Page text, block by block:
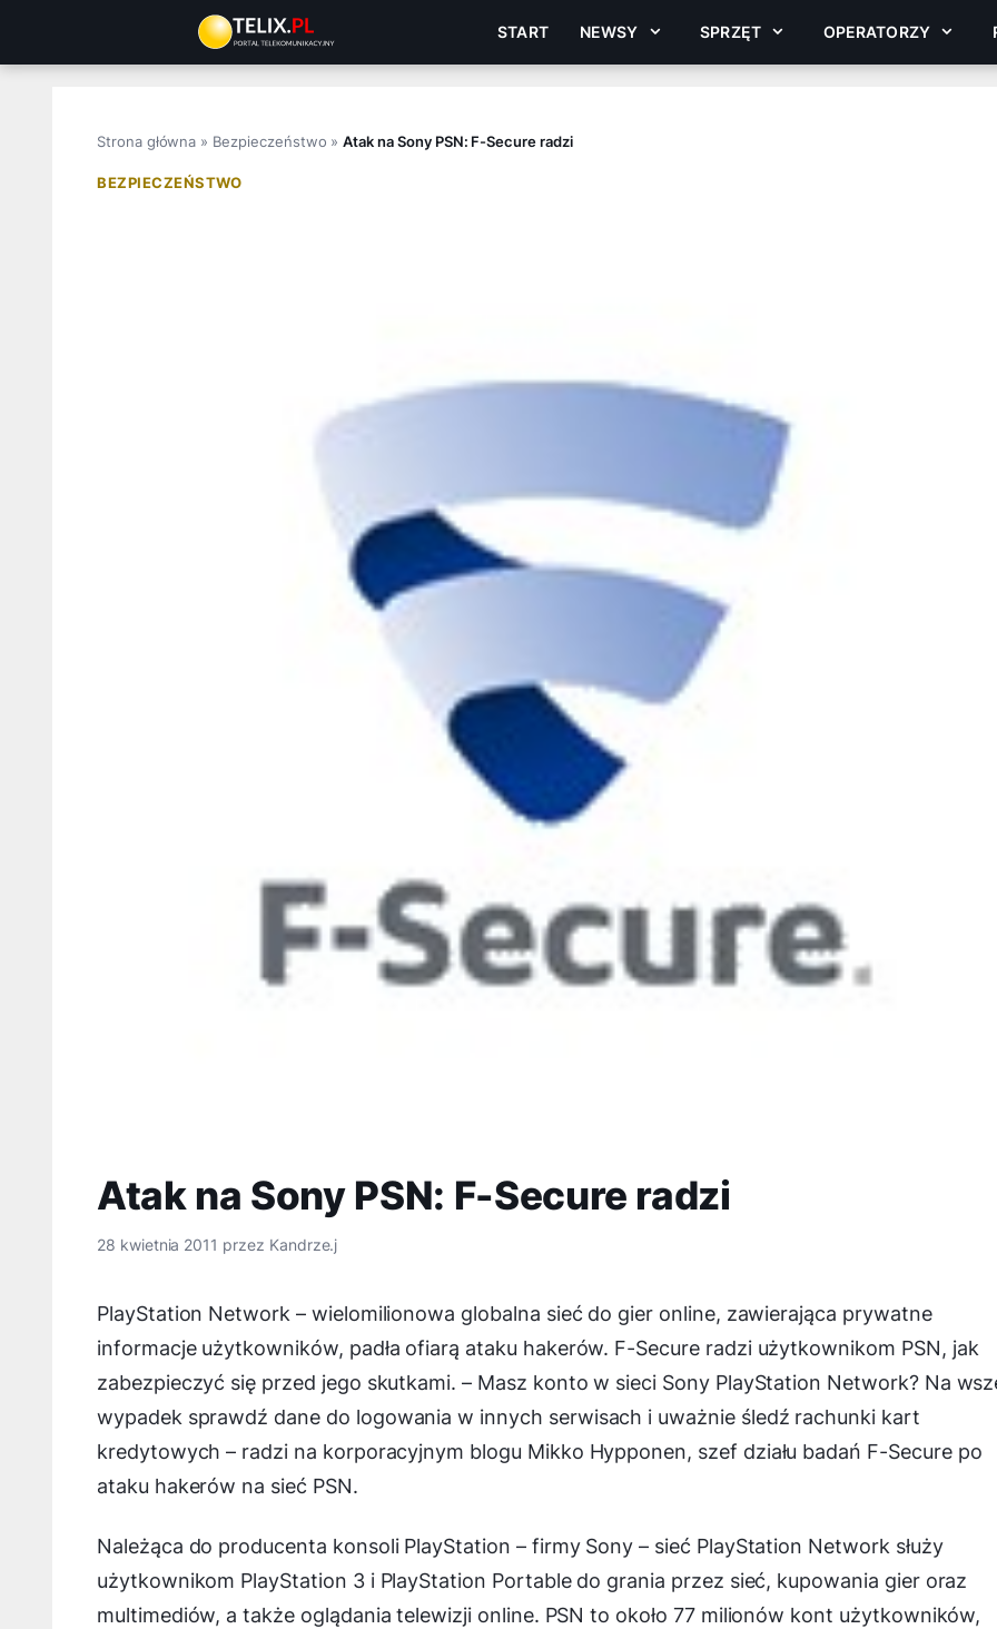
treści
START NEWSY SPRZĘT OPERATORZY
Strona główna » Bezpieczeństwo »Atak na Sony PSN: F-Secure radzi
BEZPIECZEŃSTWO
Atak na Sony PSN: F-Secure radzi
28 kwietnia 2011 przez Kandrze.j
PlayStation Network – wielomilionowa globalna sieć do gier online, zawierająca prywatne
informacje użytkowników, padła ofiarą ataku hakerów. F-Secure radzi użytkownikom PSN, jak
zabezpieczyć się przed jego skutkami. – Masz konto w sieci Sony PlayStation Network? Na
wypadek sprawdź dane do logowania w innych serwisach i uważnie śledź rachunki kart
kredytowych – radzi na korporacyjnym blogu Mikko Hypponen, szef działu badań F-Secure po
ataku hakerów na sieć PSN.
Należąca do producenta konsoli PlayStation – firmy Sony – sieć PlayStation Network służy
użytkownikom PlayStation 3 i PlayStation Portable do grania przez sieć, kupowania gier oraz
multimediów, a także oglądania telewizji online. PSN to około 77 milionów kont użytkowników,